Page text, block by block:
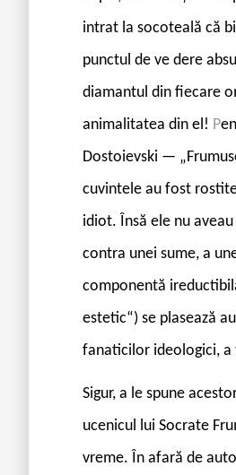
intrat la socoteală că
punctul de ve dere
diamantul din fiecare
animalitatea din el! P
Dostoievski —
cuvintele au fost
idiot. Însă ele nu
contra unei sume, a
componentă
estetic“) se plasează
fanaticilor ideologici,
Sigur, a le spune
ucenicul lui Socrate
vreme. În afară de